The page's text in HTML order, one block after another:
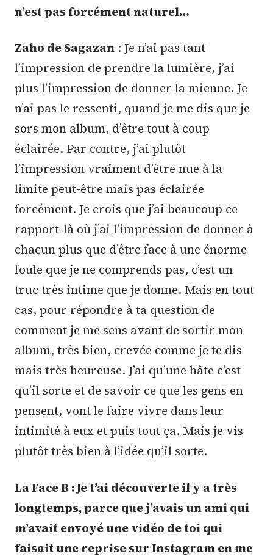
n’est pas forcément naturel…
Zaho de Sagazan : Je n’ai pas tant
l’impression de prendre la lumière, j’ai
plus l’impression de donner la mienne. Je
n’ai pas le ressenti, quand je me dis que je
sors mon album, d’être tout à coup
éclairée. Par contre, j’ai plutôt
l’impression vraiment d’être nue à la
limite peut-être mais pas éclairée
forcément. Je crois que j’ai beaucoup ce
rapport-là où j’ai l’impression de donner à
chacun plus que d’être face à une énorme
foule que je ne comprends pas, c’est un
truc très intime que je donne. Mais en tout
cas, pour répondre à ta question de
comment je me sens avant de sortir mon
album, très bien, crevée comme je te dis
mais très heureuse. J’ai qu’une hâte c’est
qu’il sorte et de savoir ce que les gens en
pensent, vont le faire vivre dans leur
intimité à eux et puis tout ça. Mais je vis
plutôt très bien à l’idée qu’il sorte.
La Face B : Je t’ai découverte il y a très
longtemps, parce que j’avais un ami qui
m’avait envoyé une vidéo de toi qui
faisait une reprise sur Instagram en me